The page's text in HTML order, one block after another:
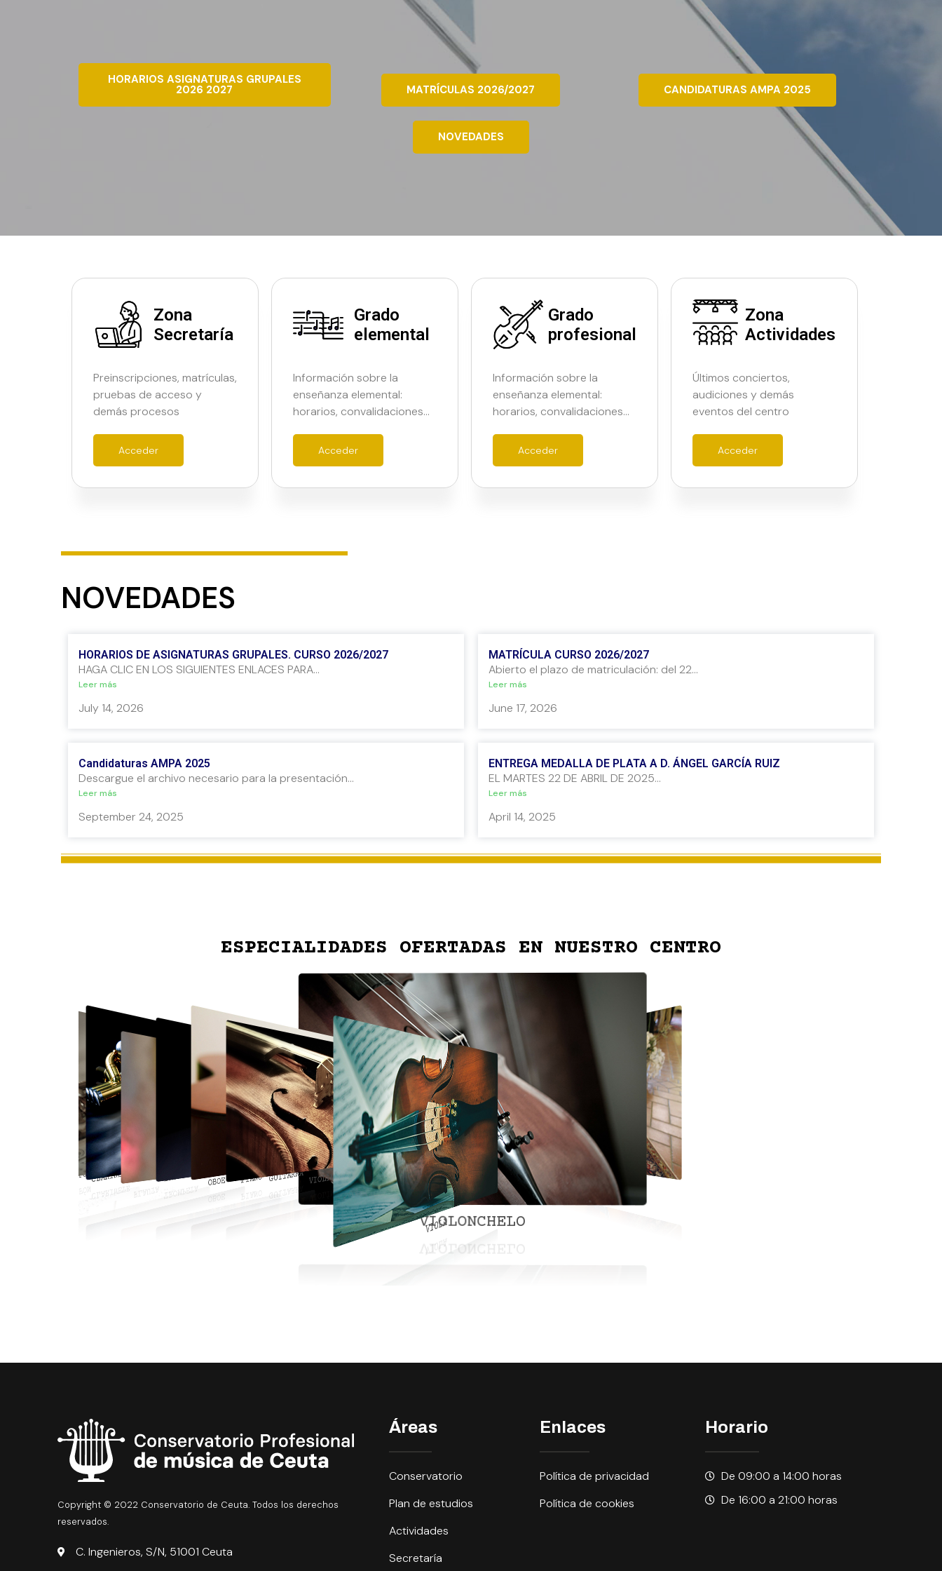
HORARIOS ASIGNATURAS GRUPALES
2026 2027 MATRÍCULAS 2026/2027 CANDIDATURAS AMPA 2025
NOVEDADES
Zona
Secretaría
Preinscripciones, matrículas,
pruebas de acceso y
demás procesos
Acceder
Grado
elemental
Información sobre la
enseñanza elemental:
horarios, convalidaciones…
Acceder
Grado
profesional
Información sobre la
enseñanza elemental:
horarios, convalidaciones…
Acceder
Zona
Actividades
Últimos conciertos,
audiciones y demás
eventos del centro
Acceder
NOVEDADES
HORARIOS DE ASIGNATURAS GRUPALES. CURSO 2026/2027
HAGA CLIC EN LOS SIGUIENTES ENLACES PARA...
Leer más
July 14, 2026
MATRÍCULA CURSO 2026/2027
Abierto el plazo de matriculación: del 22...
Leer más
June 17, 2026
Candidaturas AMPA 2025
Descargue el archivo necesario para la presentación...
Leer más
September 24, 2025
ENTREGA MEDALLA DE PLATA A D. ÁNGEL GARCÍA RUIZ
EL MARTES 22 DE ABRIL DE 2025...
Leer más
April 14, 2025
ESPECIALIDADES OFERTADAS EN NUESTRO CENTRO
CLARINETE FLAUTA TROMPETA OBOE PIANO GUITARRA VIOLÍN VIOLAVIOLONCHELO
CONTRABAJO
Copyright © 2022 Conservatorio de Ceuta. Todos los derechos
reservados.
C. Ingenieros, S/N, 51001 Ceuta
Áreas
Conservatorio
Plan de estudios
Actividades
Secretaría
Enlaces
Política de privacidad
Política de cookies
Horario
De 09:00 a 14:00 horas
De 16:00 a 21:00 horas